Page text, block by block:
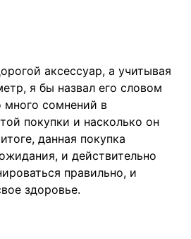
аксессуар, а учитывая
я бы назвал его словом
много сомнений в
покупки и насколько он
данная покупка
и действительно
правильно, и
здоровье.